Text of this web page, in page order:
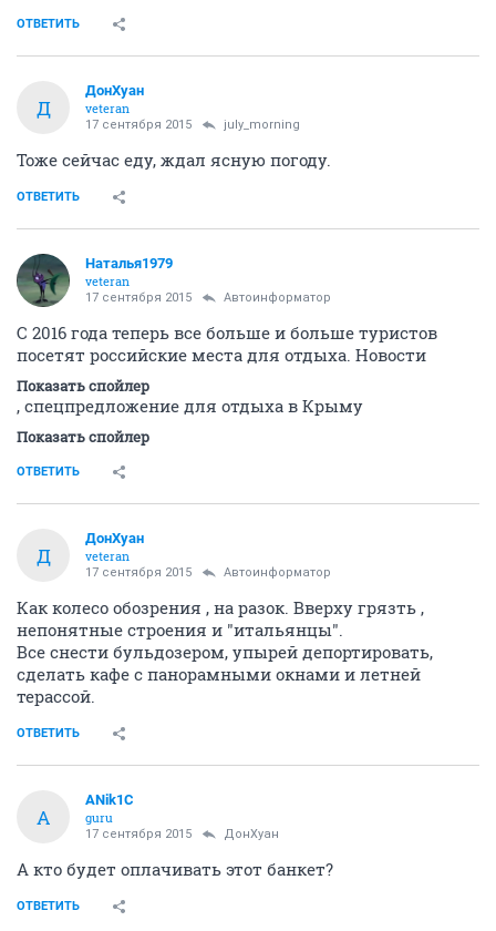
ОТВЕТИТЬ
Д
ДонХуан
veteran
17 сентября 2015 july_morning
Тоже сейчас еду, ждал ясную погоду.
ОТВЕТИТЬ
Наталья1979
veteran
17 сентября 2015 Автоинформатор
С 2016 года теперь все больше и больше туристов
посетят российские места для отдыха. Новости
Показать спойлер
, спецпредложение для отдыха в Крыму
Показать спойлер
ОТВЕТИТЬ
Д
ДонХуан
veteran
17 сентября 2015 Автоинформатор
Как колесо обозрения , на разок. Вверху грязть ,
непонятные строения и "итальянцы".
Все снести бульдозером, упырей депортировать,
сделать кафе с панорамными окнами и летней
терассой.
ОТВЕТИТЬ
A
ANik1C
guru
17 сентября 2015 ДонХуан
А кто будет оплачивать этот банкет?
ОТВЕТИТЬ